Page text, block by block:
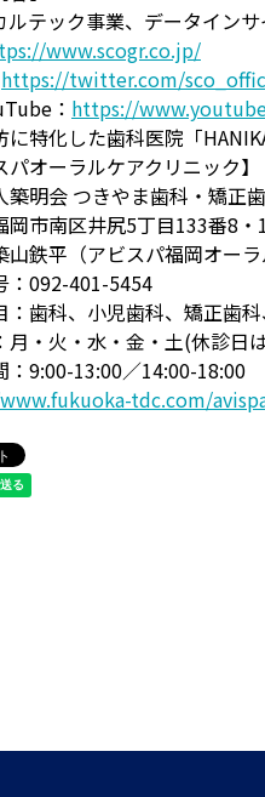
ルテック事業、データイン
www.scogr.co.jp/
https://twitter.com/
： https://
に特化した歯科医院「
パオーラルケアクリニック】
築明会 つきやま歯科・矯正
岡市南区井尻5丁目133番8
山鉄平（アビスパ福岡オーラ
：092-401-5454
：歯科、小児歯科、矯正歯
月・火・水・金・土(休診日
：9:00-13:00／14:00-
tdc.com/